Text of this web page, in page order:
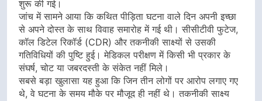
शुरू की गई।
जांच में सामने आया कि कथित पीड़िता घटना वाले दिन अपनी इच्छा
से अपने दोस्त के साथ विवाह समारोह में गई थी। सीसीटीवी फुटेज,
कॉल डिटेल रिकॉर्ड (CDR) और तकनीकी साक्ष्यों से उसकी
गतिविधियों की पुष्टि हुई। मेडिकल परीक्षण में किसी भी प्रकार के
संघर्ष, चोट या जबरदस्ती के संकेत नहीं मिले।
सबसे बड़ा खुलासा यह हुआ कि जिन तीन लोगों पर आरोप लगाए गए
थे, वे घटना के समय मौके पर मौजूद ही नहीं थे। तकनीकी साक्ष्य